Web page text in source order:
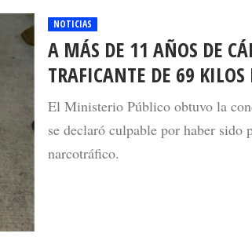
A MÁS DE 11 AÑOS DE
TRAFICANTE DE 69 KILOS
El Ministerio Público obtuvo la
se declaró culpable por haber sido
narcotráfico.